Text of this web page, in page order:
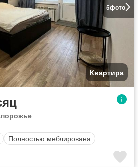
5фото
Квартира
Полностью меблирована